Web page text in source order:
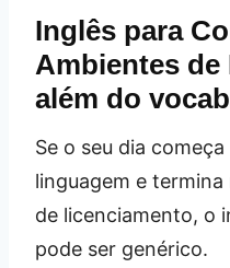
Inglês para
Ambientes de
além do
Se o seu dia
linguagem e
de licenciamento, o
pode ser genérico.